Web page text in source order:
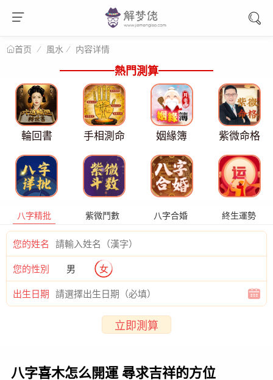
首页 風水 内容详情
熱門測算
輪回書 手相測命 姻緣簿 紫微命格
八字精批 紫微鬥數 八字合婚 終生運勢
您的姓名
您的性別 男 女
出生日期
立即測算
八字喜木怎么開運 尋求吉祥的方位